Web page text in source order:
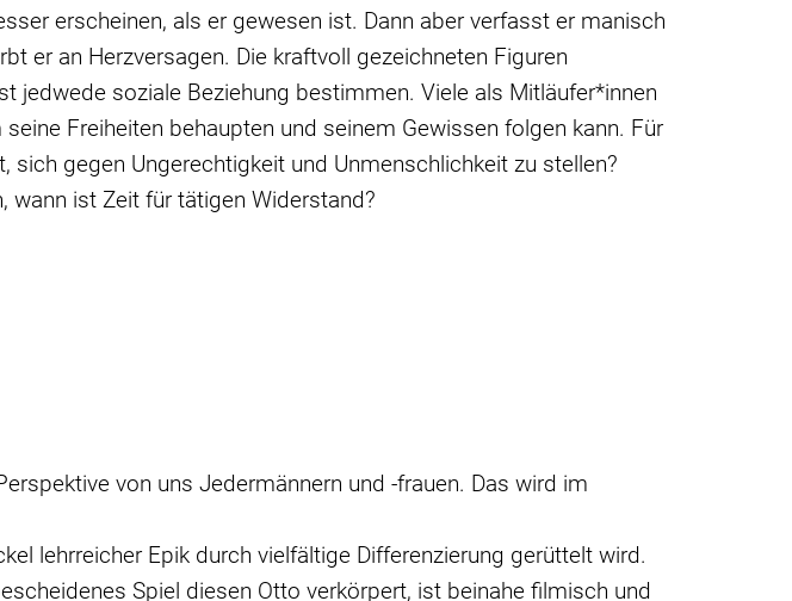
erscheinen, als er gewesen ist. Dann aber verfasst er manisch
er an Herzversagen. Die kraftvoll gezeichneten Figuren
jedwede soziale Beziehung bestimmen. Viele als Mitläufer*innen
Freiheiten behaupten und seinem Gewissen folgen kann. Für
gegen Ungerechtigkeit und Unmenschlichkeit zu stellen?
wann ist Zeit für tätigen Widerstand?
von uns Jedermännern und -frauen. Das wird im
lehrreicher Epik durch vielfältige Differenzierung gerüttelt wird.
Spiel diesen Otto verkörpert, ist beinahe filmisch und